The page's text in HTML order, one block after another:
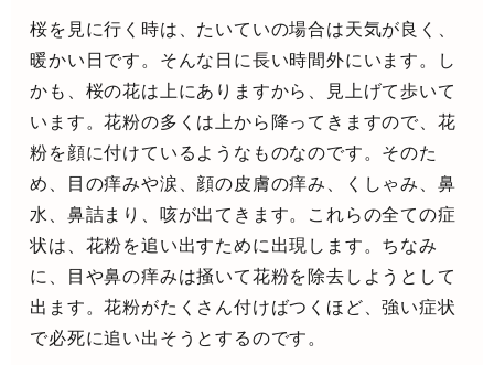
桜を見に行く時は、たいていの場合は天気が良く、
暖かい日です。そんな日に長い時間外にいます。し
かも、桜の花は上にありますから、見上げて歩いて
います。花粉の多くは上から降ってきますので、花
粉を顔に付けているようなものなのです。そのた
め、目の痒みや涙、顔の皮膚の痒み、くしゃみ、鼻
水、鼻詰まり、咳が出てきます。これらの全ての症
状は、花粉を追い出すために出現します。ちなみ
に、目や鼻の痒みは掻いて花粉を除去しようとして
出ます。花粉がたくさん付けばつくほど、強い症状
で必死に追い出そうとするのです。